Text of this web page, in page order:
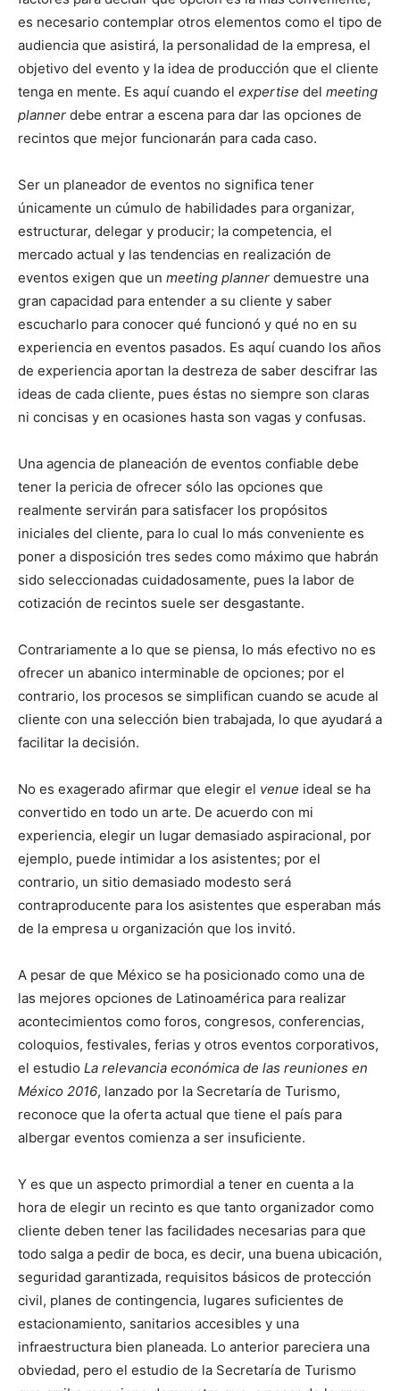
es necesario contemplar otros elementos como el tipo de
audiencia que asistirá, la personalidad de la empresa, el
objetivo del evento y la idea de producción que el cliente
tenga en mente. Es aquí cuando el expertise del meeting
planner debe entrar a escena para dar las opciones de
recintos que mejor funcionarán para cada caso.
Ser un planeador de eventos no significa tener
únicamente un cúmulo de habilidades para organizar,
estructurar, delegar y producir; la competencia, el
mercado actual y las tendencias en realización de
eventos exigen que un meeting planner demuestre una
gran capacidad para entender a su cliente y saber
escucharlo para conocer qué funcionó y qué no en su
experiencia en eventos pasados. Es aquí cuando los años
de experiencia aportan la destreza de saber descifrar las
ideas de cada cliente, pues éstas no siempre son claras
ni concisas y en ocasiones hasta son vagas y confusas.
Una agencia de planeación de eventos confiable debe
tener la pericia de ofrecer sólo las opciones que
realmente servirán para satisfacer los propósitos
iniciales del cliente, para lo cual lo más conveniente es
poner a disposición tres sedes como máximo que habrán
sido seleccionadas cuidadosamente, pues la labor de
cotización de recintos suele ser desgastante.
Contrariamente a lo que se piensa, lo más efectivo no es
ofrecer un abanico interminable de opciones; por el
contrario, los procesos se simplifican cuando se acude al
cliente con una selección bien trabajada, lo que ayudará a
facilitar la decisión.
No es exagerado afirmar que elegir el venue ideal se ha
convertido en todo un arte. De acuerdo con mi
experiencia, elegir un lugar demasiado aspiracional, por
ejemplo, puede intimidar a los asistentes; por el
contrario, un sitio demasiado modesto será
contraproducente para los asistentes que esperaban más
de la empresa u organización que los invitó.
A pesar de que México se ha posicionado como una de
las mejores opciones de Latinoamérica para realizar
acontecimientos como foros, congresos, conferencias,
coloquios, festivales, ferias y otros eventos corporativos,
el estudio La relevancia económica de las reuniones en
México 2016, lanzado por la Secretaría de Turismo,
reconoce que la oferta actual que tiene el país para
albergar eventos comienza a ser insuficiente.
Y es que un aspecto primordial a tener en cuenta a la
hora de elegir un recinto es que tanto organizador como
cliente deben tener las facilidades necesarias para que
todo salga a pedir de boca, es decir, una buena ubicación,
seguridad garantizada, requisitos básicos de protección
civil, planes de contingencia, lugares suficientes de
estacionamiento, sanitarios accesibles y una
infraestructura bien planeada. Lo anterior pareciera una
obviedad, pero el estudio de la Secretaría de Turismo